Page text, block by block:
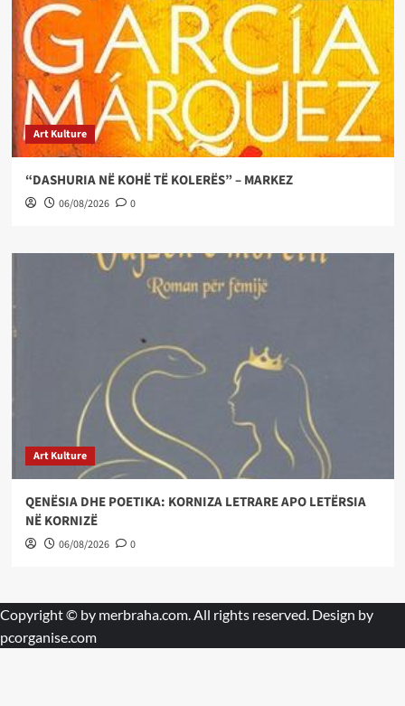
Art Kulture
“DASHURIA NË KOHË TË KOLERËS” – MARKEZ
06/08/2026 0
Art Kulture
QENËSIA DHE POETIKA: KORNIZA LETRARE APO LETËRSIA
NË KORNIZË
06/08/2026 0
Copyright © by merbraha.com . All rights reserved. Design by
pcorganise.com